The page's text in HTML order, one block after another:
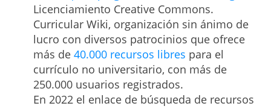
Licenciamiento Creative Commons.
Curricular Wiki, organización sin ánimo de
lucro con diversos patrocinios que ofrece
más de 40.000 recursos libres para el
currículo no universitario, con más de
250.000 usuarios registrados.
En 2022 el enlace de búsqueda de recursos